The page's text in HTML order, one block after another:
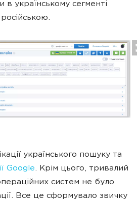
в українському сегменті
українського пошуку та
Google. Крім цього, тривалий
систем не було
Все це сформувало звичку